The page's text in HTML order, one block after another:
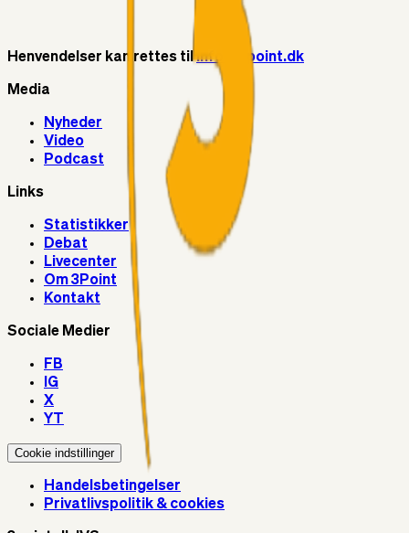
Henvendelser kan rettes tilinfo@3point.dk
Media
Nyheder
Video
Podcast
Links
Statistikker
Debat
Livecenter
Om 3Point
Kontakt
Sociale Medier
FB
IG
X
YT
Cookie indstillinger
Handelsbetingelser
Privatlivspolitik & cookies